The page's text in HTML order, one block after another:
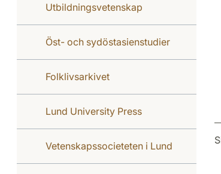
Utbildningsvetenskap
Öst- och sydöstasienstudier
Folklivsarkivet
Lund University Press
Vetenskapssocieteten i Lund